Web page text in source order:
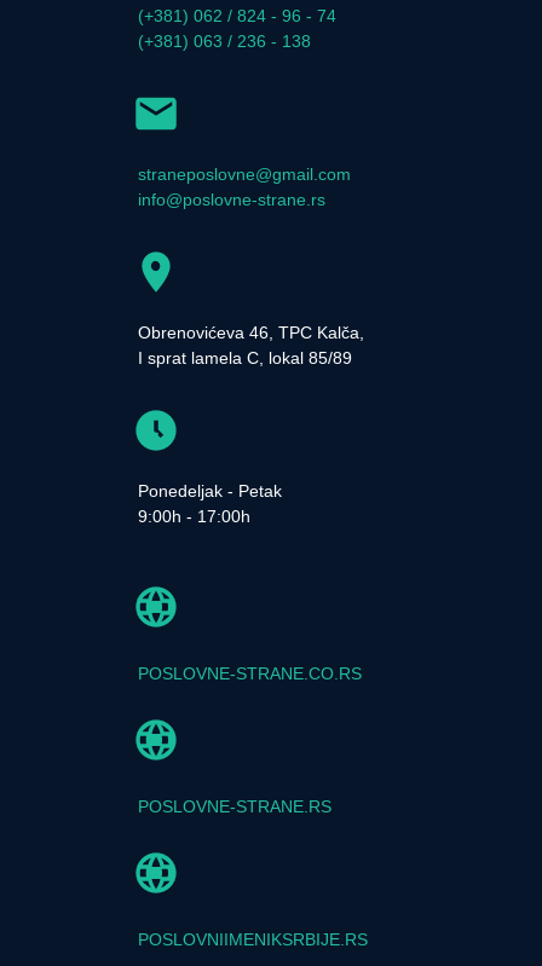
(+381) 062 / 824 - 96 - 74
(+381) 063 / 236 - 138
straneposlovne@gmail.com
info@poslovne-strane.rs
Obrenovićeva 46, TPC Kalča,
I sprat lamela C, lokal 85/89
Ponedeljak - Petak
9:00h - 17:00h
POSLOVNE-STRANE.CO.RS
POSLOVNE-STRANE.RS
POSLOVNIIMENIKSRBIJE.RS